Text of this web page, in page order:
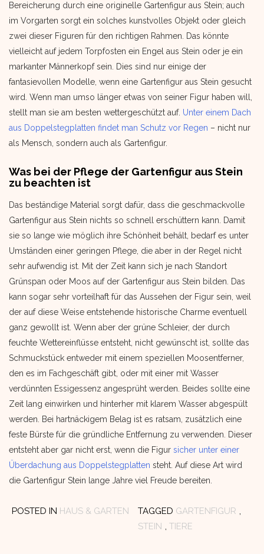
Bereicherung durch eine originelle Gartenfigur aus Stein; auch
im Vorgarten sorgt ein solches kunstvolles Objekt oder gleich
zwei dieser Figuren für den richtigen Rahmen. Das könnte
vielleicht auf jedem Torpfosten ein Engel aus Stein oder je ein
markanter Männerkopf sein. Dies sind nur einige der
fantasievollen Modelle, wenn eine Gartenfigur aus Stein gesucht
wird. Wenn man umso länger etwas von seiner Figur haben will,
stellt man sie am besten wettergeschützt auf. Unter einem Dach
aus Doppelstegplatten findet man Schutz vor Regen – nicht nur
als Mensch, sondern auch als Gartenfigur.
Was bei der Pflege der Gartenfigur aus Stein
zu beachten ist
Das beständige Material sorgt dafür, dass die geschmackvolle
Gartenfigur aus Stein nichts so schnell erschüttern kann. Damit
sie so lange wie möglich ihre Schönheit behält, bedarf es unter
Umständen einer geringen Pflege, die aber in der Regel nicht
sehr aufwendig ist. Mit der Zeit kann sich je nach Standort
Grünspan oder Moos auf der Gartenfigur aus Stein bilden. Das
kann sogar sehr vorteilhaft für das Aussehen der Figur sein, weil
der auf diese Weise entstehende historische Charme eventuell
ganz gewollt ist. Wenn aber der grüne Schleier, der durch
feuchte Wettereinflüsse entsteht, nicht gewünscht ist, sollte das
Schmuckstück entweder mit einem speziellen Moosentferner,
den es im Fachgeschäft gibt, oder mit einer mit Wasser
verdünnten Essigessenz angesprüht werden. Beides sollte eine
Zeit lang einwirken und hinterher mit klarem Wasser abgespült
werden. Bei hartnäckigem Belag ist es ratsam, zusätzlich eine
feste Bürste für die gründliche Entfernung zu verwenden. Dieser
entsteht aber gar nicht erst, wenn die Figur sicher unter einer
Überdachung aus Doppelstegplatten steht. Auf diese Art wird
die Gartenfigur Stein lange Jahre viel Freude bereiten.
POSTED IN HAUS & GARTEN TAGGED GARTENFIGUR ,
STEIN , TIERE